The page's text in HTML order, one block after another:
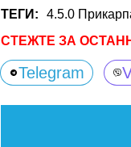
ТЕГИ:
4.5.0
СТЕЖТЕ ЗА
Telegram